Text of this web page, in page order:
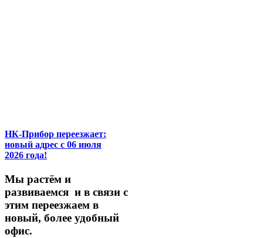
НК-Прибор переезжает:
новый адрес с 06 июля
2026 года!
Мы растём и
развиваемся и в связи с
этим переезжаем в
новый, более удобный
офис.